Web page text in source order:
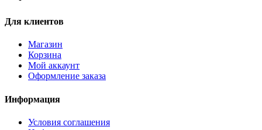
Для клиентов
Магазин
Корзина
Мой аккаунт
Оформление заказа
Информация
Условия соглашения